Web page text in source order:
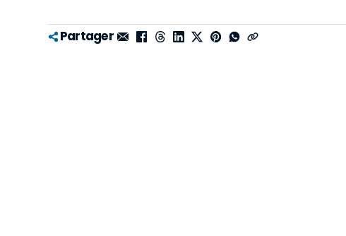
Partager